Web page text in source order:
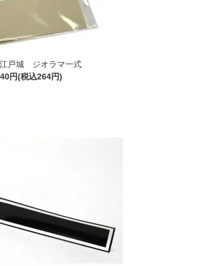
戸城 ジオラマ一式
円(税込264円)